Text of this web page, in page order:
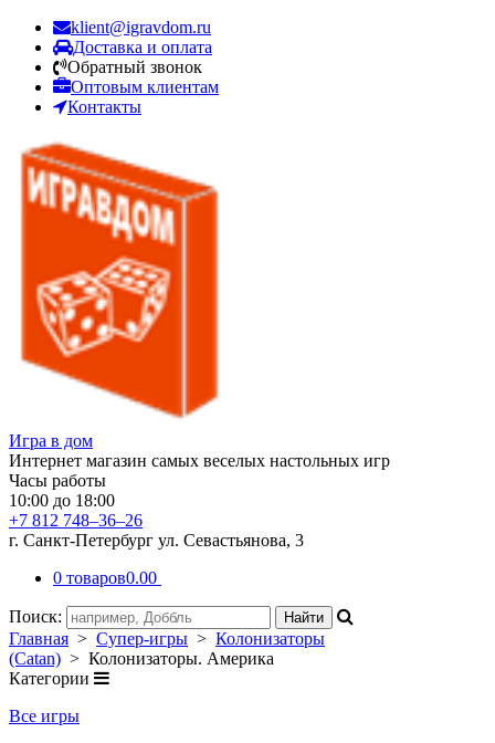
klient@igravdom.ru
Доставка и оплата
Обратный звонок
Оптовым клиентам
Контакты
Игра в дом
Интернет магазин самых веселых настольных игр
Часы работы
10:00 до 18:00
+7 812 748–36–26
г. Санкт-Петербург ул. Севастьянова, 3
0 товаров0.00
Поиск:
Главная > Супер-игры > Колонизаторы
(Catan) > Колонизаторы. Америка
Категории
Все игры